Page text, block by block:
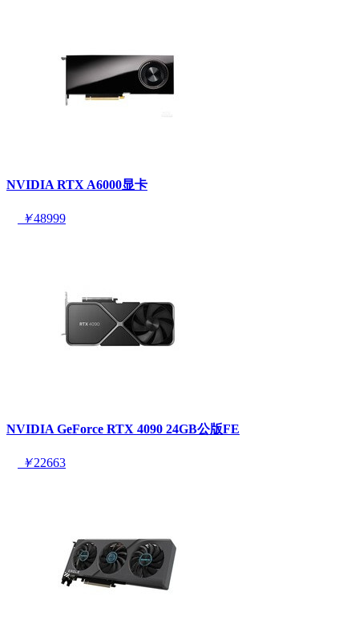
NVIDIA RTX A6000显卡
￥48999
NVIDIA GeForce RTX 4090 24GB公版FE
￥22663